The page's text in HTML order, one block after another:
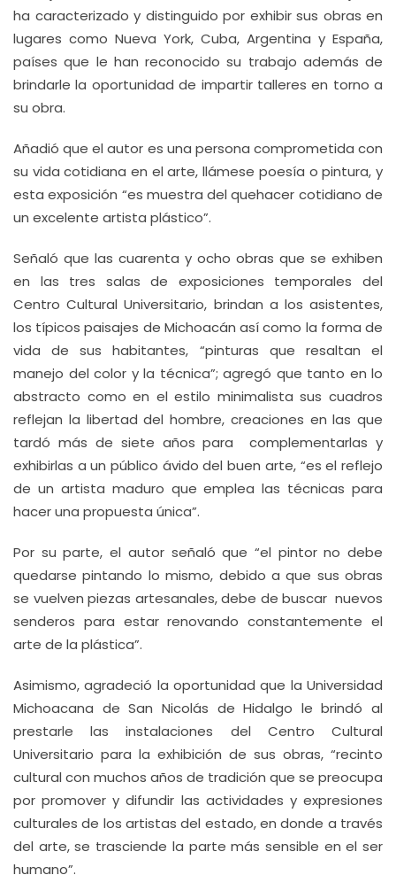
ha caracterizado y distinguido por exhibir sus obras en
lugares como Nueva York, Cuba, Argentina y España,
países que le han reconocido su trabajo además de
brindarle la oportunidad de impartir talleres en torno a
su obra.
Añadió que el autor es una persona comprometida con
su vida cotidiana en el arte, llámese poesía o pintura, y
esta exposición “es muestra del quehacer cotidiano de
un excelente artista plástico”.
Señaló que las cuarenta y ocho obras que se exhiben
en las tres salas de exposiciones temporales del
Centro Cultural Universitario, brindan a los asistentes,
los típicos paisajes de Michoacán así como la forma de
vida de sus habitantes, “pinturas que resaltan el
manejo del color y la técnica”; agregó que tanto en lo
abstracto como en el estilo minimalista sus cuadros
reflejan la libertad del hombre, creaciones en las que
tardó más de siete años para complementarlas y
exhibirlas a un público ávido del buen arte, “es el reflejo
de un artista maduro que emplea las técnicas para
hacer una propuesta única”.
Por su parte, el autor señaló que “el pintor no debe
quedarse pintando lo mismo, debido a que sus obras
se vuelven piezas artesanales, debe de buscar nuevos
senderos para estar renovando constantemente el
arte de la plástica”.
Asimismo, agradeció la oportunidad que la Universidad
Michoacana de San Nicolás de Hidalgo le brindó al
prestarle las instalaciones del Centro Cultural
Universitario para la exhibición de sus obras, “recinto
cultural con muchos años de tradición que se preocupa
por promover y difundir las actividades y expresiones
culturales de los artistas del estado, en donde a través
del arte, se trasciende la parte más sensible en el ser
humano”.